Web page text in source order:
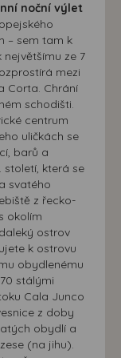
noční výlet
– sem tam k
ze 7
mezi
Corta. Chrání
schodišti.
centrum
uličkách se
barů a
století, která se
svatého
z řecko-
okolím
ostrov
k ostrovu
obydlenému
stálými
Cala Junco
z doby
obydlí a
(na jihu).